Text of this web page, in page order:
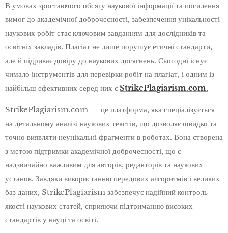
В умовах зростаючого обсягу наукової інформації та посилення
вимог до академічної доброчесності, забезпечення унікальності
наукових робіт стає ключовим завданням для дослідників та
освітніх закладів. Плагіат не лише порушує етичні стандарти,
але й підриває довіру до наукових досягнень. Сьогодні існує
чимало інструментів для перевірки робіт на плагіат, і одним із
найбільш ефективних серед них є StrikePlagiarism.com.
StrikePlagiarism.com — це платформа, яка спеціалізується
на детальному аналізі наукових текстів, що дозволяє швидко та
точно виявляти неунікальні фрагменти в роботах. Вона створена
з метою підтримки академічної доброчесності, що є
надзвичайно важливим для авторів, редакторів та наукових
установ. Завдяки використанню передових алгоритмів і великих
баз даних, StrikePlagiarism забезпечує надійний контроль
якості наукових статей, сприяючи підтриманню високих
стандартів у науці та освіті.